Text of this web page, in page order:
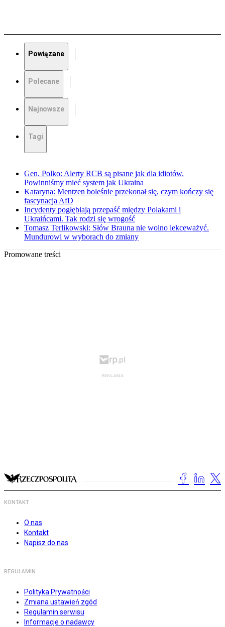
Powiązane
Polecane
Najnowsze
Tagi
Gen. Polko: Alerty RCB są pisane jak dla idiotów.
Powinniśmy mieć system jak Ukraina
Kataryna: Mentzen boleśnie przekonał się, czym kończy się
fascynacja AfD
Incydenty pogłębiają przepaść między Polakami i
Ukraińcami. Tak rodzi się wrogość
Tomasz Terlikowski: Słów Brauna nie wolno lekceważyć.
Mundurowi w wyborach do zmiany
Promowane treści
KONTAKT
O nas
Kontakt
Napisz do nas
REGULAMIN
Polityka Prywatności
Zmiana ustawień zgód
Regulamin serwisu
Informacje o nadawcy